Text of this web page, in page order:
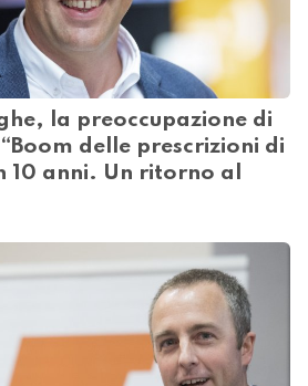
la preoccupazione di
delle prescrizioni di
10 anni. Un ritorno al